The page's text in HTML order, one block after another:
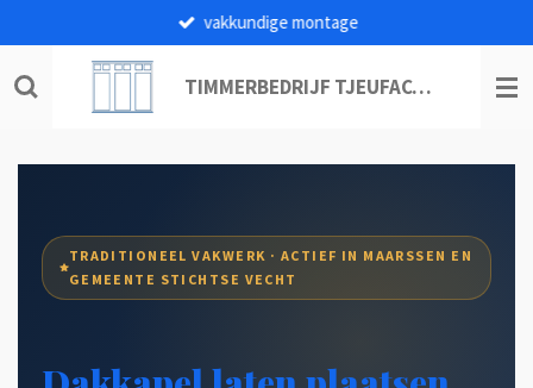
naar
TIMMERBEDRIJF TJEUFACO B.V.
vakkundige montage
TRADITIONEEL VAKWERK · ACTIEF IN MAARSSEN EN
GEMEENTE STICHTSE VECHT